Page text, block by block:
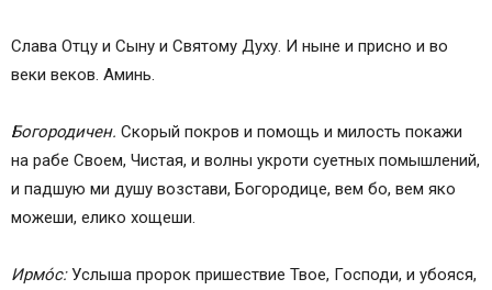
Слава Отцу и Сыну и Святому Духу. И ныне и присно и во
веки веков. Аминь.
Богородичен. Скорый покров и помощь и милость покажи
на рабе Своем, Чистая, и волны укроти суетных помышлений,
и падшую ми душу возстави, Богородице, вем бо, вем яко
можеши, елико хощеши.
Ирмо́с:Услыша пророк пришествие Твое, Господи, и убояся,